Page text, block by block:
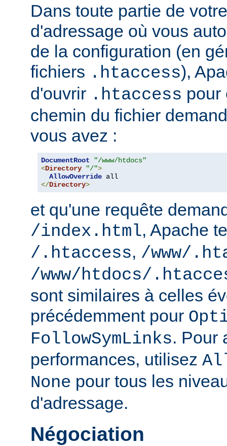
Dans toute partie de
d'adressage où vous
de la configuration (en
fichiers .htaccess),
d'ouvrir .htaccess pour
chemin du fichier
vous avez :
DocumentRoot
"/www/htdocs"
<Directory "/">
AllowOverride
</Directory>
et qu'une requête
/index.html, Apache
/.htaccess, /www/
/www/htdocs/
sont similaires à celles
précédemment pour
FollowSymLinks. Pour
performances, utilisez
None pour tous les
d'adressage.
Négociation